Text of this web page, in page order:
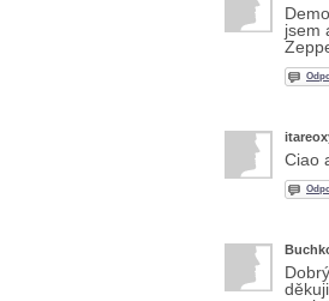
jsem
Ciao